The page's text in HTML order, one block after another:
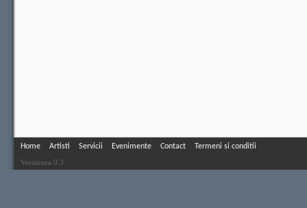
Home Artisti Servicii Evenimente Contact
Termeni si conditii
Versiunea 0.3